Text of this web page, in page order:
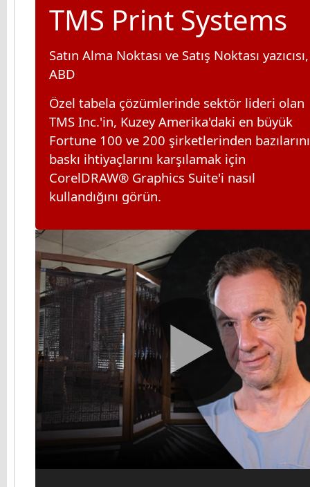
TMS Print Systems
Satın Alma Noktası ve Satış Noktası yazıcısı,
ABD
Özel tabela çözümlerinde sektör lideri olan
TMS Inc.'in, Kuzey Amerika'daki en büyük
Fortune 100 ve 200 şirketlerinden
baskı ihtiyaçlarını karşılamak için
CorelDRAW® Graphics Suite'i nasıl
kullandığını görün.